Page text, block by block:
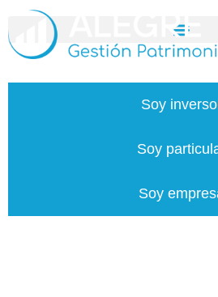
TU AGENCIA DE
ASTURIAS
Estrategia financiera, protección
Soy
Soy
Soy